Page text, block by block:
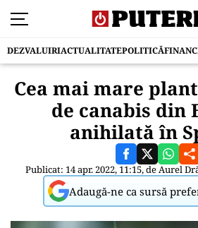
DEZVALUIRIACTUALITATEPOLITICĂ
Cea mai mare
de canabis din
anihilată în
Publicat: 14 apr. 2022, 11:15, deAurel
Adaugă-ne ca sursă